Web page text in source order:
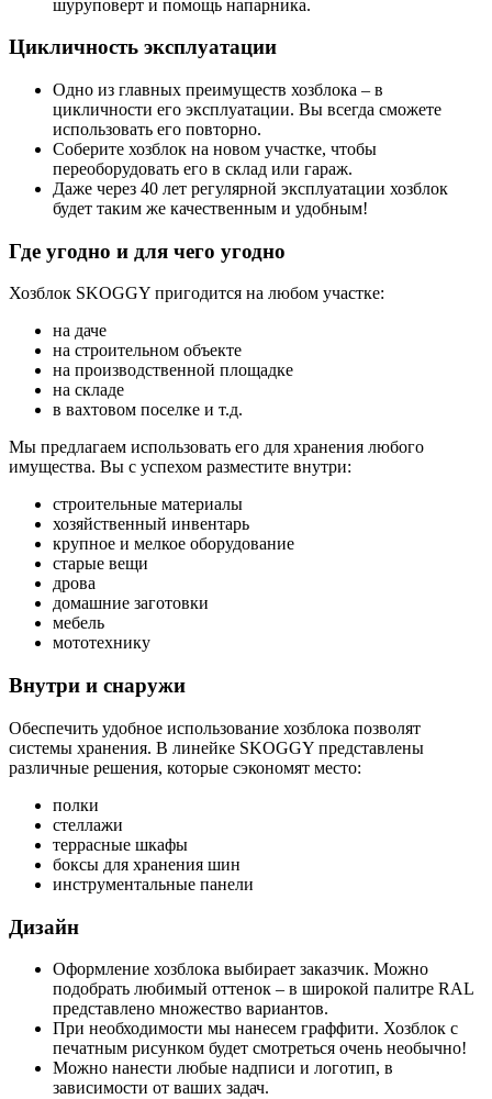
шуруповерт и помощь напарника.
Цикличность эксплуатации
Одно из главных преимуществ хозблока – в
цикличности его эксплуатации. Вы всегда сможете
использовать его повторно.
Соберите хозблок на новом участке, чтобы
переоборудовать его в склад или гараж.
Даже через 40 лет регулярной эксплуатации хозблок
будет таким же качественным и удобным!
Где угодно и для чего угодно
Хозблок SKOGGY пригодится на любом участке:
на даче
на строительном объекте
на производственной площадке
на складе
в вахтовом поселке и т.д.
Мы предлагаем использовать его для хранения любого
имущества. Вы с успехом разместите внутри:
строительные материалы
хозяйственный инвентарь
крупное и мелкое оборудование
старые вещи
дрова
домашние заготовки
мебель
мототехнику
Внутри и снаружи
Обеспечить удобное использование хозблока позволят
системы хранения. В линейке SKOGGY представлены
различные решения, которые сэкономят место:
полки
стеллажи
террасные шкафы
боксы для хранения шин
инструментальные панели
Дизайн
Оформление хозблока выбирает заказчик. Можно
подобрать любимый оттенок – в широкой палитре RAL
представлено множество вариантов.
При необходимости мы нанесем граффити. Хозблок с
печатным рисунком будет смотреться очень необычно!
Можно нанести любые надписи и логотип, в
зависимости от ваших задач.